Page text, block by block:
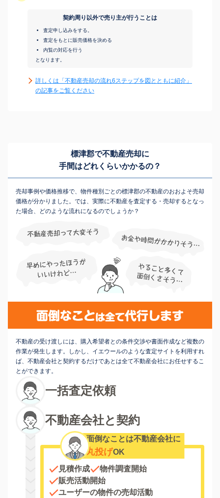
契約周り以外で売り主が行うことは
査定申し込みをする。
査定をもとに販売価格を決める
内覧の対応を行う
となります。
詳しくは「不動産売却の流れ6ステップを図とともに紹介」
の記事をご覧ください
標津郡で不動産売却に
手間はどれくらいかかるの？
売却事例や価格推移で、物件種別ごとの標津郡の不動産のおおよそ売却
価格が分かりました。では、実際に不動産を査定する・売却するとなっ
た場合、どのような流れになるのでしょうか？
不動産の受け渡しには、購入希望者との条件交渉や書面作成など複数の
作業が発生します。しかし、イエウールのような査定サイトを利用すれ
ば、不動産会社と契約するだけであとは全て不動産会社にお任せするこ
とができます。
一括査定依頼
不動産会社と契約
面倒なことは不動産会社に
丸投げOK
見積作成
物件調査開始
販売活動開始
ユーザーの物件の売却活動